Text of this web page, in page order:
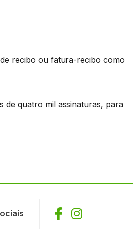
de recibo ou fatura-recibo como
de quatro mil assinaturas, para
Facebook
Instagram